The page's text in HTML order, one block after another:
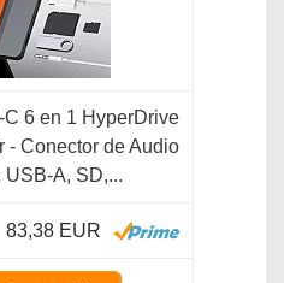
6 en 1 HyperDrive
- Conector de Audio
USB-A, SD,...
83,38 EUR